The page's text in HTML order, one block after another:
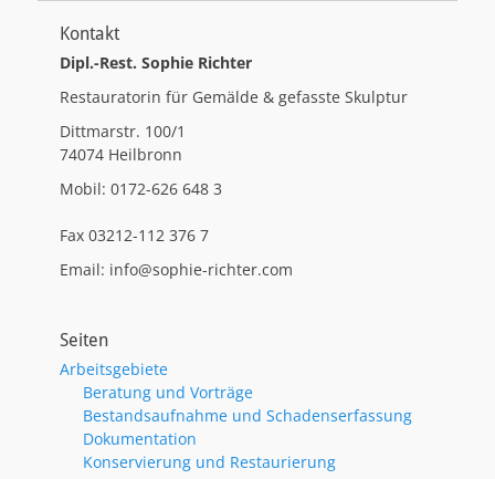
Kontakt
Dipl.-Rest. Sophie Richter
Restauratorin für Gemälde & gefasste Skulptur
Dittmarstr. 100/1
74074 Heilbronn
Mobil: 0172-626 648 3
Fax 03212-112 376 7
Email: info@sophie-richter.com
Seiten
Arbeitsgebiete
Beratung und Vorträge
Bestandsaufnahme und Schadenserfassung
Dokumentation
Konservierung und Restaurierung